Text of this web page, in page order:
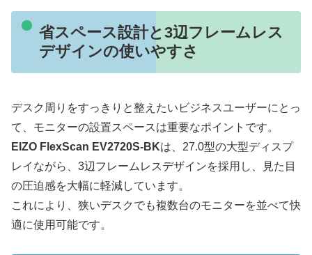
省スペース設計と3辺フレームレス
デザインの使いやすさ
デスク周りをすっきりと整えたいビジネスユーザーにとっ
て、モニターの設置スペースは重要なポイントです。
EIZO FlexScan EV2720S-BKは、27.0型の大型ディスプ
レイながら、3辺フレームレスデザインを採用し、見た目
の圧迫感を大幅に軽減しています。
これにより、狭いデスクでも複数台のモニターを並べて快
適に使用可能です。